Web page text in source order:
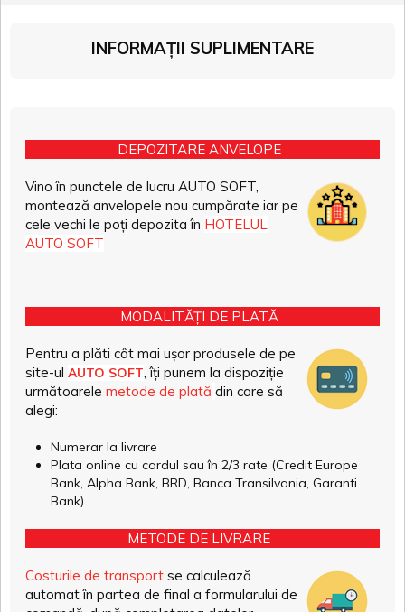
INFORMAȚII SUPLIMENTARE
DEPOZITARE ANVELOPE
Vino în punctele de lucru AUTO SOFT,
montează anvelopele nou cumpărate iar pe
cele vechi le poți depozita în HOTELUL
AUTO SOFT
MODALITĂȚI DE PLATĂ
Pentru a plăti cât mai ușor produsele de pe
site-ul AUTO SOFT, îți punem la dispoziție
următoarele metode de plată din care să
alegi:
Numerar la livrare
Plata online cu cardul sau în 2/3 rate (Credit Europe
Bank, Alpha Bank, BRD, Banca Transilvania, Garanti
Bank)
METODE DE LIVRARE
Costurile de transport se calculează
automat în partea de final a formularului de